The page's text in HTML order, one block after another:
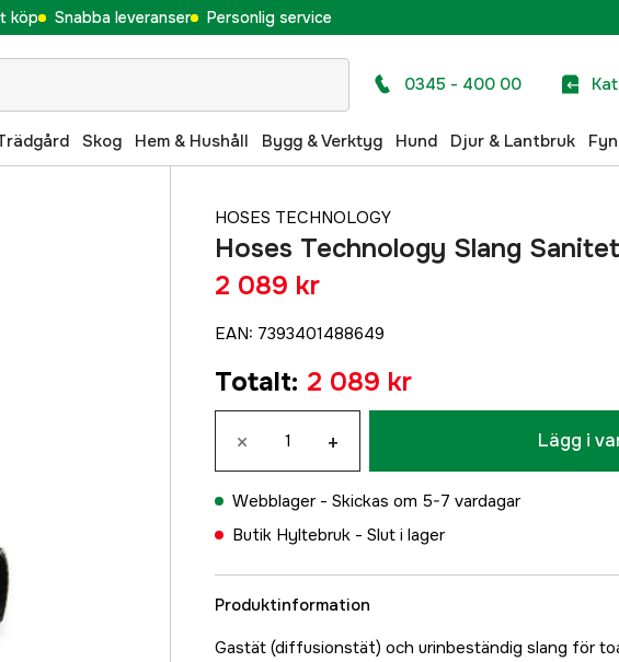
köp Snabba leveranser Personlig service
0345 - 400 00
Skog Hem & Hushåll Bygg & Verktyg Hund Djur & Lantbruk
HOSES TECHNOLOGY
Hoses Technology Slang
2 089 kr
EAN: 7393401488649
Totalt: 2 089 kr
× + Lägg i
Webblager - Skickas om 5-7 vardagar
Butik Hyltebruk - Slut i lager
Produktinformation
Gastät (diffusionstät) och urinbeständig slang för